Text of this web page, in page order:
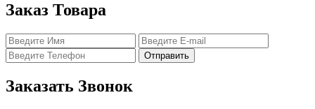
Заказ Товара
Отправить
Заказать Звонок